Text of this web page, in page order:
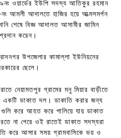
ওয়ার্ডের ইউপি সদস্য আতিকুর রহমান
আমলী আদালতে হাজির হয়ে আত্মসমর্পন
শেষে বিজ্ঞ আদালত আসামীর জামিন
প্রদান করেন।
উপজেলার কামাল্লা ইউনিয়নের
ছেলে।
নেয়ামতপুর গ্রামের মনু মিয়ার বাড়ীতে
ডাকাত দল। ডাকাতি করার জন্য
গুলি করে আহত করে পালিয়ে যায় ডাকাত
না পেরে ওই রাতেই ডাকাত সদস্যরা
করে আসার সময় গ্রামবাসিকে ভয় ও